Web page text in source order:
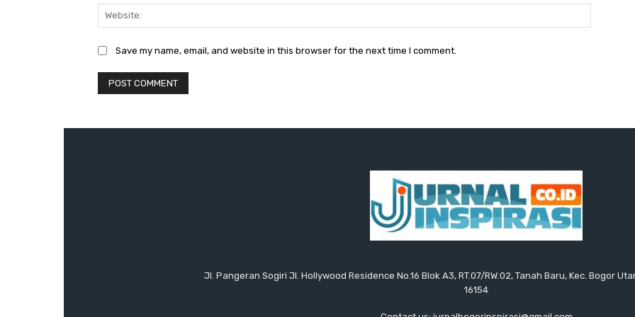
Save my name, email, and website in this browser for the next time I comment.
Jl. Pangeran Sogiri Jl. Hollywood Residence No.16 Blok A3, RT.07/RW.02, Tanah Baru, Kec. Bogor
16154